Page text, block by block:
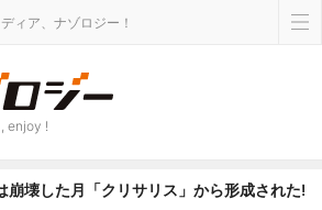
ィア、ナゾロジー！
enjoy !
崩壊した月「クリサリス」から形成された!?